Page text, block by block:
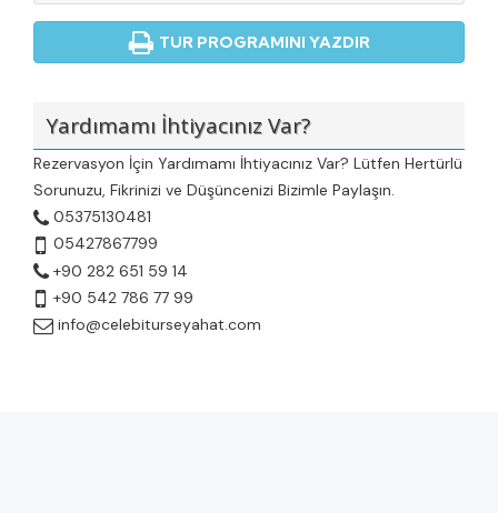
TUR PROGRAMINI YAZDIR
Yardımamı İhtiyacınız Var?
Rezervasyon İçin Yardımamı İhtiyacınız Var? Lütfen Hertürlü
Sorunuzu, Fikrinizi ve Düşüncenizi Bizimle Paylaşın.
05375130481
05427867799
+90 282 651 59 14
+90 542 786 77 99
info@celebiturseyahat.com